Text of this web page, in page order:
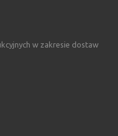
w zakresie dostaw